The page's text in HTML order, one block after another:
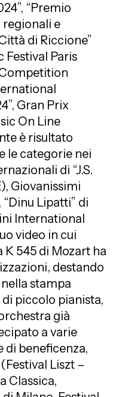
“Premio
regionali e
di Riccione”
Festival Paris
Gran Prix
On Line
è risultato
le categorie nei
di “J.S.
Giovanissimi
Lipatti” di
International
video in cui
K 545 di Mozart ha
destando
stampa
piccolo pianista,
già
a varie
di beneficenza,
Liszt –
Classica,